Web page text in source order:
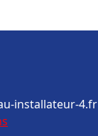
installateur-4.fr